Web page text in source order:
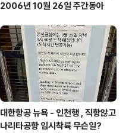
2006년 10월 26일 주간동아
대한항공 뉴욕 - 인천행 , 직항않고
나리타공항 임시착륙 무슨일?